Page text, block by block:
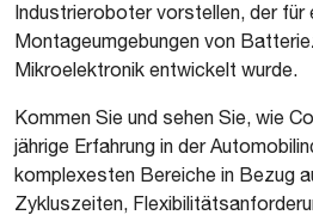
Industrieroboter vorstellen, der für
Montageumgebungen von
Mikroelektronik entwickelt wurde.
Kommen Sie und sehen Sie, wie
jährige Erfahrung in der
komplexesten Bereiche in Bezug
Zykluszeiten,